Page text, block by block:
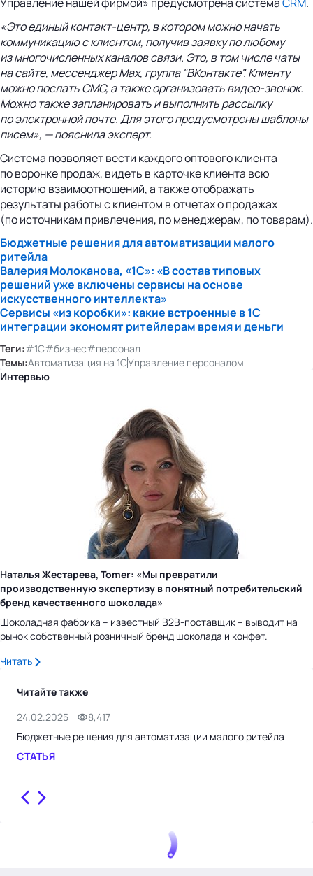
«Это единыйконтакт-центр, в котором можно начать
коммуникацию с клиентом, получив заявку по любому
из многочисленных каналов связи. Это, в том числе чаты
на сайте, мессенджер Max, группа "ВКонтакте". Клиенту
можно послать СМС, а также организоватьвидео-звонок.
Можно также запланировать и выполнить рассылку
по электронной почте. Для этого предусмотрены шаблоны
писем», — пояснила эксперт.
Система позволяет вести каждого оптового клиента
по воронке продаж, видеть в карточке клиента всю
историю взаимоотношений, а также отображать
результаты работы с клиентом в отчетах о продажах
(по источникам привлечения, по менеджерам, по товарам).
Бюджетные решения для автоматизации малого
ритейла
Валерия Молоканова, «1С»: «В состав типовых
решений уже включены сервисы на основе
искусственного интеллекта»
Сервисы «из коробки»: какие встроенные в 1С
интеграции экономят ритейлерам время и деньги
Теги:#1С#бизнес#персонал
Темы:Автоматизация на 1СУправление персоналом
Интервью
Наталья Жестарева, Tomer: «Мы превратили
производственную экспертизу в понятный потребительский
бренд качественного шоколада»
Шоколадная фабрика – известный B2B-поставщик – выводит на
рынок собственный розничный бренд шоколада и конфет.
Читать
Читайте также
24.02.2025
8,417
Бюджетные решения для автоматизации малого ритейла
СТАТЬЯ